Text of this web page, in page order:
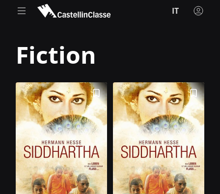
IT
Fiction